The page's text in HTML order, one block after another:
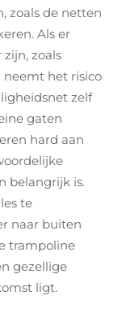
zoals de netten
Als er
zoals
neemt het risico
zelf
gaten
hard aan
belangrijk is.
te
naar buiten
trampoline
gezellige
ligt.